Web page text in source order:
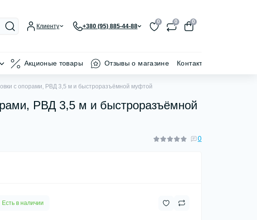
Клиенту +380 (95) 885-44-88
0 0 0
Акционые товары Отзывы о магазине Контакти
с опорами, РВД 3,5 м и быстроразъёмной муфтой
РВД 3,5 м и быстроразъёмной
0
Есть в наличии